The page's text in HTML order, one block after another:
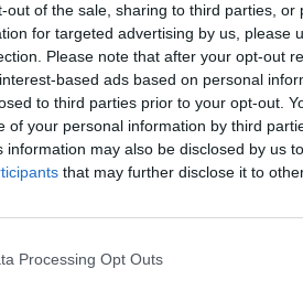
out of the sale, sharing to third parties,
for targeted advertising by us, please
Please note that after your opt-out
based ads based on personal
to third parties prior to your opt-out.
of your personal information by third
information may also be disclosed by us
that may further disclose it to
Processing Opt Outs